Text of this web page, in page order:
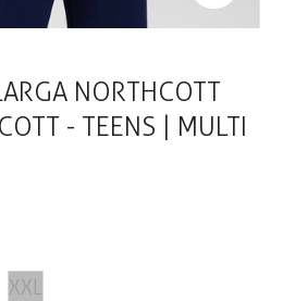
NORTHCOTT
- TEENS | MULTI
XXL